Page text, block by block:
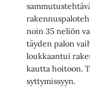
noin 35 neliön
täyden palon
loukkaantui
kautta hoitoon.
syttymissyyn.